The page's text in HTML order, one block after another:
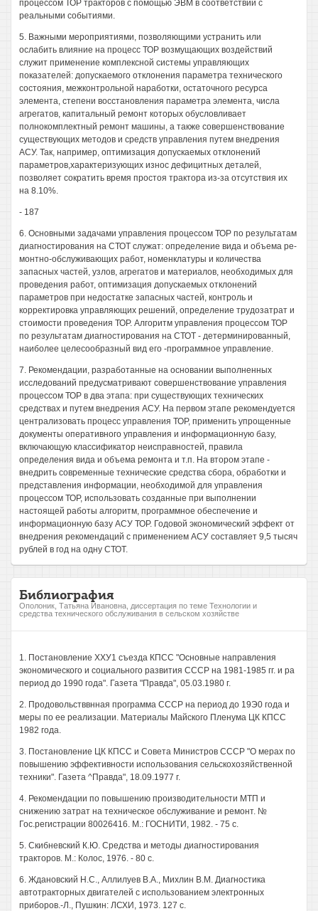
процессом ТОР тракторов с помощью ЭВМ в соответствии с
реальными событиями.
5. Важными мероприятиями, позволяющими устранить или
ослабить влияние на процесс ТОР возмущающих воздействий
служит применение комплексной системы управляющих
показателей: допускаемого отклонения параметра технического
состояния, межконтрольной наработки, остаточного ресурса
элемента, степени восстановления параметра элемента, числа
агрегатов, капитальный ремонт которых обусловливает
полнокомплектный ремонт машины, а также совершенствование
существующих методов и средств управления путем внедрения
АСУ. Так, например, оптимизация допускаемых отклонений
параметров,характеризующих износ дефицитных деталей,
позволяет сократить время простоя трактора из-за отсутствия их
на 8.10%.
- 187
6. Основными задачами управления процессом ТОР по результатам
диагностирования на СТОТ служат: определение вида и объема ре-
монтно-обслуживающих работ, номенклатуры и количества
запасных частей, узлов, агрегатов и материалов, необходимых для
проведения работ, оптимизация допускаемых отклонений
параметров при недостатке запасных частей, контроль и
корректировка управляющих решений, определение трудозатрат и
стоимости проведения ТОР. Алгоритм управления процессом ТОР
по результатам диагностирования на СТОТ - детерминированный,
наиболее целесообразный вид его -программное управление.
7. Рекомендации, разработанные на основании выполненных
исследований предусматривают совершенствование управления
процессом ТОР в два этапа: при существующих технических
средствах и путем внедрения АСУ. На первом этапе рекомендуется
централизовать процесс управления ТОР, применить упрощенные
документы оперативного управления и информационную базу,
включающую классификатор неисправностей, правила
определения вида и объема ремонта и т.п. На втором этапе -
внедрить современные технические средства сбора, обработки и
представления информации, необходимой для управления
процессом ТОР, использовать созданные при выполнении
настоящей работы алгоритм, программное обеспечение и
информационную базу АСУ ТОР. Годовой экономический эффект от
внедрения рекомендаций с применением АСУ составляет 9,5 тысяч
рублей в год на одну СТОТ.
Библиография
Ополоник, Татьяна Ивановна, диссертация по теме Технологии и
средства технического обслуживания в сельском хозяйстве
1. Постановление ХХУ1 съезда КПСС "Основные направления
экономического и социального развития СССР на 1981-1985 гг. и ра
период до 1990 года". Газета "Правда", 05.03.1980 г.
2. Продовольстввнная программа СССР на период до 19Э0 года и
меры по ее реализации. Материалы Майского Пленума ЦК КПСС
1982 года.
3. Постановление ЦК КПСС и Совета Министров СССР "О мерах по
повышению эффективности использования сельскохозяйственной
техники". Газета ^Правда", 18.09.1977 г.
4. Рекомендации по повышению производительности МТП и
снижению затрат на техническое обслуживание и ремонт. №
Гос.регистрации 80026416. М.: ГОСНИТИ, 1982. - 75 с.
5. Скибневский К.Ю. Средства и методы диагностирования
тракторов. М.: Колос, 1976. - 80 с.
6. Ждановский Н.С., Аллилуев В.А., Михлин В.М. Диагностика
автотракторных двигателей с использованием электронных
приборов.-Л., Пушкин: ЛСХИ, 1973. 127 с.